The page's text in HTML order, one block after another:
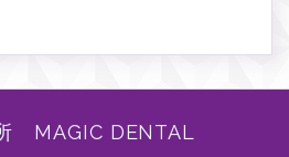
MAGIC DENTAL